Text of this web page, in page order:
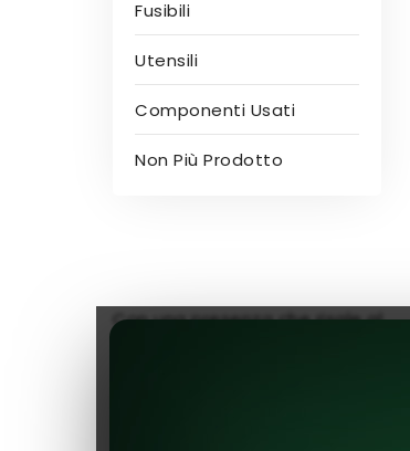
Fusibili
Utensili
Componenti Usati
Non Più Prodotto
Con una presenza che risale al